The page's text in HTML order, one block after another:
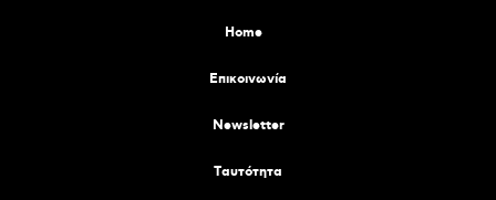
Home
Επικοινωνία
Newsletter
Tαυτότητα